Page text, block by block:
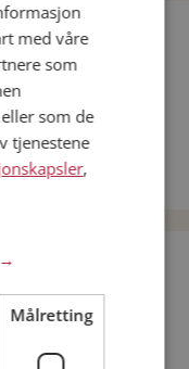
med våre
som
som de
tjenestene
,
Målretting